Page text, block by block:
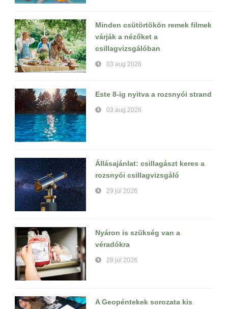
Minden csütörtökön remek filmek
várják a nézőket a
csillagvizsgálóban
03 aug 2026
Este 8-ig nyitva a rozsnyói strand
03 aug 2026
Állásajánlat: csillagászt keres a
rozsnyói csillagvizsgáló
29 júl 2026
Nyáron is szükség van a
véradókra
28 júl 2026
A Geopéntekek sorozata kis